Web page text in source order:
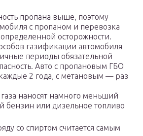
пропана выше, поэтому
с пропаном и перевозка
осторожности.
газификации автомобиля
периоды обязательной
Авто с пропановым ГБО
2 года, с метановым — раз
наносят намного меньший
бензин или дизельное топливо
со спиртом считается самым